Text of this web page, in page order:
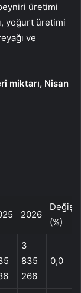
üretimi
yoğurt üretimi
ve
miktarı, Nisan
2026
(%)
3
835
266
0,0